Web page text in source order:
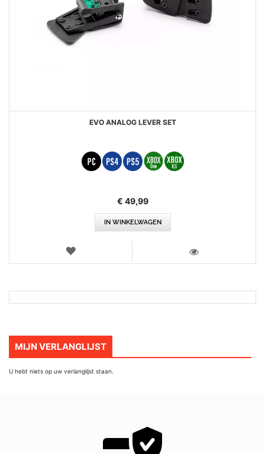
EVO ANALOG LEVER SET
€ 49,99
IN WINKELWAGEN
VERLANGLIJST
MIJN VERLANGLIJST
U hebt niets op uw verlanglijst staan.